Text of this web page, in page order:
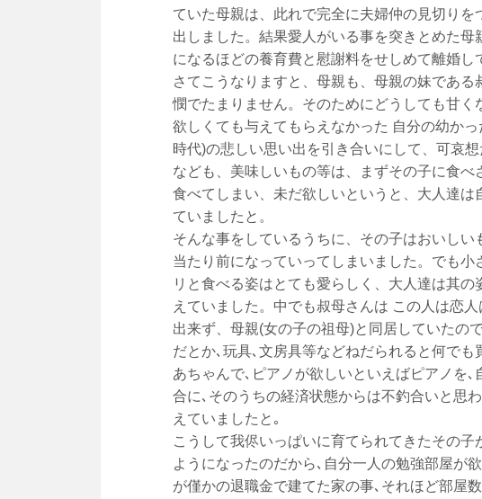
ていた母親は、此れで完全に夫婦仲の見切り
出しました。結果愛人がいる事を突きとめた
になるほどの養育費と慰謝料をせしめて離婚し
さてこうなりますと、母親も、母親の妹であ
憫でたまりません。そのためにどうしても甘
欲しくても与えてもらえなかった 自分の幼か
時代)の悲しい思い出を引き合いにして、可哀
なども、美味しいもの等は、まずその子に食
食べてしまい、未だ欲しいというと、大人達
ていましたと。
そんな事をしているうちに、その子はおいし
当たり前になっていってしまいました。でも
リと食べる姿はとても愛らしく、大人達は其
えていました。中でも叔母さんは この人は恋
出来ず、母親(女の子の祖母)と同居していたの
だとか､玩具､文房具等などねだられると何で
あちゃんで､ピアノが欲しいといえばピアノを
合に､そのうちの経済状態からは不釣合いと思
えていましたと｡
こうして我侭いっぱいに育てられてきたその子
ようになったのだから､自分一人の勉強部屋が
が僅かの退職金で建てた家の事､それほど部屋